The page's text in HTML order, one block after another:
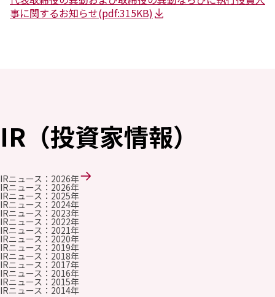
事に関するお知らせ(pdf:315KB)
IR（投資家情報）
IRニュース：2026年
IRニュース：2026年
IRニュース：2025年
IRニュース：2024年
IRニュース：2023年
IRニュース：2022年
IRニュース：2021年
IRニュース：2020年
IRニュース：2019年
IRニュース：2018年
IRニュース：2017年
IRニュース：2016年
IRニュース：2015年
IRニュース：2014年